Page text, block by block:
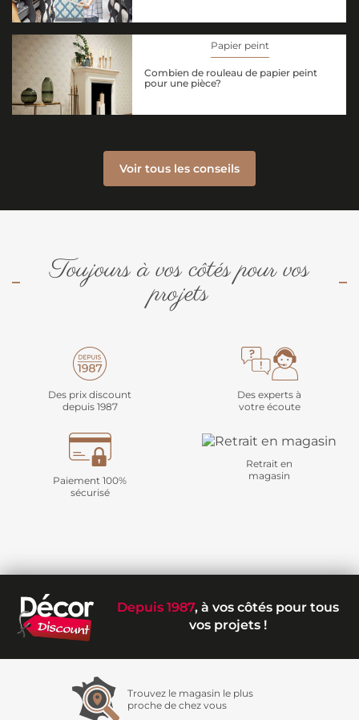
Papier peint
Combien de rouleau de papier peint
pour une pièce?
Voir tous les conseils
Toujours à vos côtés pour vos
projets
Des prix discount
depuis 1987
Des experts à
votre écoute
Paiement 100%
sécurisé
Retrait en
magasin
Depuis 1987, à vos côtés pour tous
vos projets !
Trouvez le magasin le plus
proche de chez vous